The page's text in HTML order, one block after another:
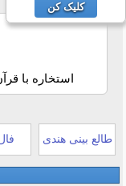
استخاره با
طالع بینی هندی
کلیک کن